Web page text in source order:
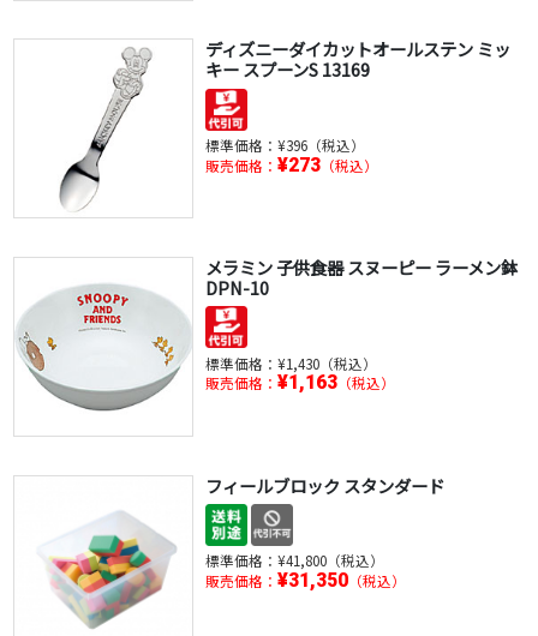
ディズニーダイカットオールステン ミッ
キー スプーンS 13169
標準価格： ¥396（税込）
販売価格： ¥273（税込）
メラミン 子供食器 スヌーピー ラーメン鉢
DPN-10
標準価格： ¥1,430（税込）
販売価格： ¥1,163（税込）
フィールブロック スタンダード
標準価格： ¥41,800（税込）
販売価格： ¥31,350（税込）